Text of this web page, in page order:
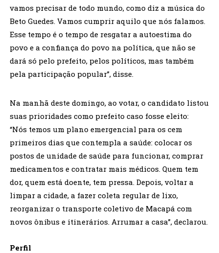
vamos precisar de todo mundo, como diz a música do
Beto Guedes. Vamos cumprir aquilo que nós falamos.
Esse tempo é o tempo de resgatar a autoestima do
povo e a confiança do povo na política, que não se
dará só pelo prefeito, pelos políticos, mas também
pela participação popular”, disse.
Na manhã deste domingo, ao votar, o candidato listou
suas prioridades como prefeito caso fosse eleito:
“Nós temos um plano emergencial para os cem
primeiros dias que contempla a saúde: colocar os
postos de unidade de saúde para funcionar, comprar
medicamentos e contratar mais médicos. Quem tem
dor, quem está doente, tem pressa. Depois, voltar a
limpar a cidade, a fazer coleta regular de lixo,
reorganizar o transporte coletivo de Macapá com
novos ônibus e itinerários. Arrumar a casa”, declarou.
Perfil